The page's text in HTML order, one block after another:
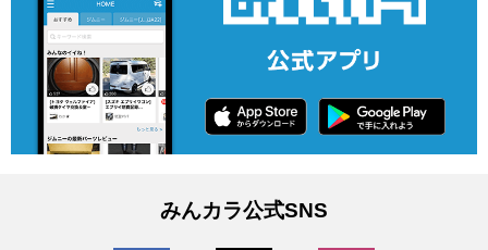
みんカラ公式SNS